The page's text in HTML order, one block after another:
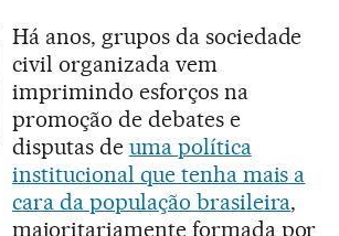
Há anos, grupos da sociedade
civil organizada vem
imprimindo esforços na
promoção de debates e
disputas de uma política
institucional que tenha mais a
cara da população brasileira,
majoritariamente formada por